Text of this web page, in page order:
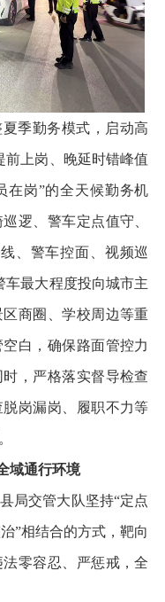
季勤务模式，启动高
前上岗、晚延时错峰值
在岗”的全天候勤务机
逻、警车定点值守、
、警车控面、视频巡
车最大程度投向城市主
商圈、学校周边等重
白，确保路面管控力
，严格落实督导检查
岗漏岗、履职不力等
域通行环境
局交管大队坚持“定点
”相结合的方式，靶向
零容忍、严惩戒，全